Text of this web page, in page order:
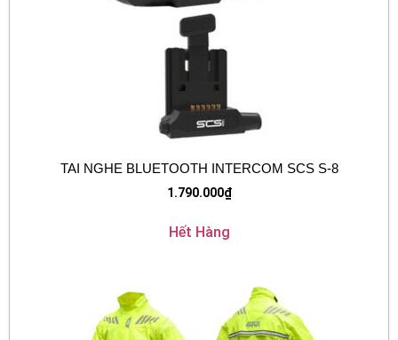
TAI NGHE BLUETOOTH INTERCOM SCS S-8
1.790.000₫
Hết Hàng